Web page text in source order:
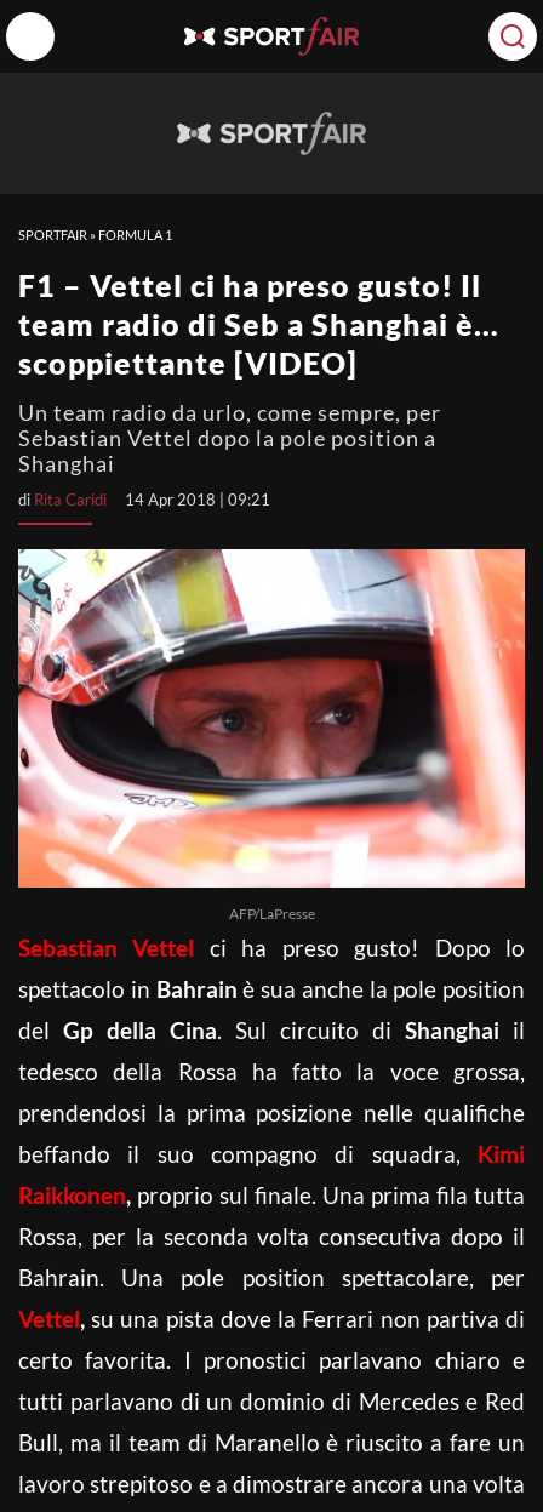
SPORTFAIR » FORMULA 1
F1 – Vettel ci ha preso gusto! Il
team radio di Seb a Shanghai è…
scoppiettante [VIDEO]
Un team radio da urlo, come sempre, per
Sebastian Vettel dopo la pole position a
Shanghai
di Rita Caridi 14 Apr 2018 | 09:21
AFP/LaPresse
Sebastian Vettel
ci ha preso gusto! Dopo lo
spettacolo in Bahrain è sua anche la pole position
del Gp della Cina. Sul circuito di Shanghai il
tedesco della Rossa ha fatto la voce grossa,
prendendosi la prima posizione nelle qualifiche
beffando il suo compagno di squadra, Kimi
Raikkonen, proprio sul finale. Una prima fila tutta
Rossa, per la seconda volta consecutiva dopo il
Bahrain. Una pole position spettacolare, per
Vettel, su una pista dove la Ferrari non partiva di
certo favorita. I pronostici parlavano chiaro e
tutti parlavano di un dominio di Mercedes e Red
Bull, ma il team di Maranello è riuscito a fare un
lavoro strepitoso e a dimostrare ancora una volta